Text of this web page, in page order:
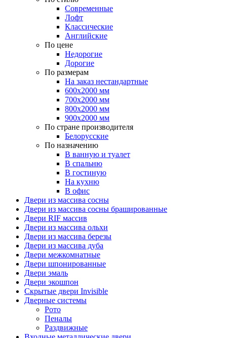
Современные
Лофт
Классические
Английские
По цене
Недорогие
Дорогие
По размерам
На заказ нестандартные
600х2000 мм
700х2000 мм
800х2000 мм
900х2000 мм
По стране производителя
Белорусские
По назначению
В ванную и туалет
В спальню
В гостиную
На кухню
В офис
Двери из массива сосны
Двери из массива сосны брашированные
Двери RIF массив
Двери из массива ольхи
Двери из массива березы
Двери из массива дуба
Двери межкомнатные
Двери шпонированные
Двери эмаль
Двери экошпон
Скрытые двери Invisible
Дверные системы
Рото
Пеналы
Раздвижные